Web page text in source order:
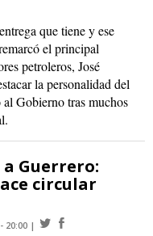
que tiene y ese
el principal
petroleros, José
la personalidad del
Gobierno tras muchos
Guerrero:
circular
20:00